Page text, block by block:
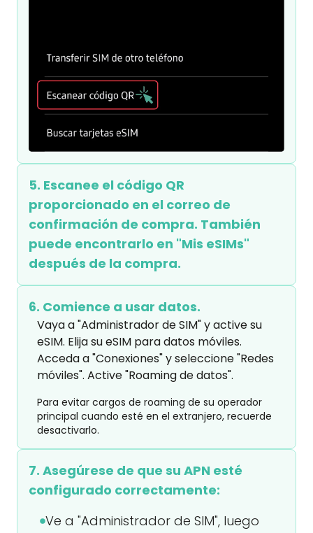
5. Escanee el código QR
proporcionado en el correo de
confirmación de compra. También
puede encontrarlo en "Mis eSIMs"
después de la compra.
6. Comience a usar datos.
Vaya a "Administrador de SIM" y active su
eSIM. Elija su eSIM para datos móviles.
Acceda a "Conexiones" y seleccione "Redes
móviles". Active "Roaming de datos".
Para evitar cargos de roaming de su operador
principal cuando esté en el extranjero, recuerde
desactivarlo.
7. Asegúrese de que su APN esté
configurado correctamente:
Ve a "Administrador de SIM", luego